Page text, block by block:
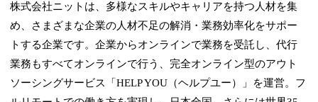
株式会社ニットは、多様なスキルやキャリアを持つ人材を集
め、さまざまな企業の人材不足の解消・業務効率化をサポー
トする企業です。企業からオンラインで業務を受託し、代行
業務もすべてオンラインで行う、完全オンライン型のアウト
ソーシングサービス「HELP YOU（ヘルプユー）」を運営。フ